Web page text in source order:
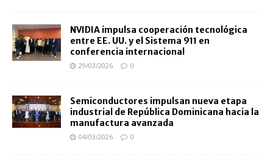
NVIDIA impulsa cooperación tecnológica
entre EE. UU. y el Sistema 911 en
conferencia internacional
29/03/2026 0
Semiconductores impulsan nueva etapa
industrial de República Dominicana hacia la
manufactura avanzada
04/03/2026 0